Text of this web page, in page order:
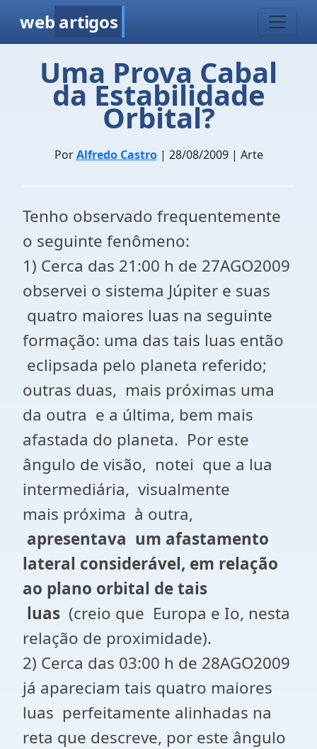
web artigos
Uma Prova Cabal
da Estabilidade
Orbital?
PorAlfredo Castro| 28/08/2009 | Arte
Tenho observado frequentemente
o seguinte fenômeno:
1) Cerca das 21:00 h de 27AGO2009
observei o sistema Júpiter e suas
quatro maiores luas na seguinte
formação: uma das tais luas então
eclipsada pelo planeta referido;
outras duas, mais próximas uma
da outra e a última, bem mais
afastada do planeta. Por este
ângulo de visão, notei que a lua
intermediária, visualmente
mais próxima à outra,
apresentava um afastamento
lateral considerável, em relação
ao plano orbital de tais
luas (creio que Europa e Io, nesta
relação de proximidade).
2) Cerca das 03:00 h de 28AGO2009
já apareciam tais quatro maiores
luas perfeitamente alinhadas na
reta que descreve, por este ângulo